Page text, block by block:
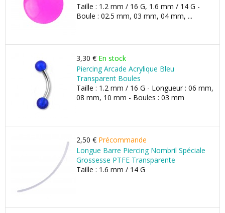
Taille : 1.2 mm / 16 G, 1.6 mm / 14 G -
Boule : 02.5 mm, 03 mm, 04 mm, ...
3,30 € En stock
Piercing Arcade Acrylique Bleu
Transparent Boules
Taille : 1.2 mm / 16 G - Longueur : 06 mm,
08 mm, 10 mm - Boules : 03 mm
2,50 € Précommande
Longue Barre Piercing Nombril Spéciale
Grossesse PTFE Transparente
Taille : 1.6 mm / 14 G